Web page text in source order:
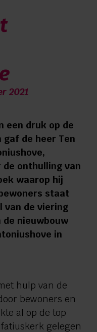
2021
een druk op de
de heer Ten
onthulling van
waarop hij
staat
van de viering
nieuwbouw
in
hulp van de
bewoners en
al op de top
gelegen
555